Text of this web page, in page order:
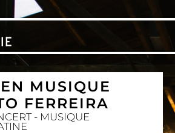
MUSIQUE
FERREIRA
- MUSIQUE